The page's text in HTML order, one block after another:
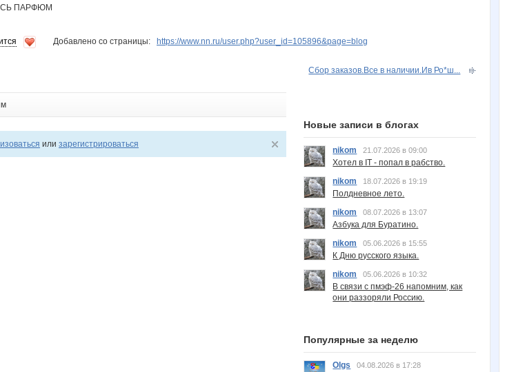
ПАРФЮМ
Добавлено со страницы: https://www.nn.ru/user.php?user_id=105896&page=blog
Сбор заказов.Все в наличии.Ив Ро*ш...
или зарегистрироваться
Новые записи в блогах
nikom 21.07.2026 в 09:00
Хотел в IT - попал в рабство.
nikom
18.07.2026 в 19:19
Полдневное лето.
nikom
08.07.2026 в 13:07
Азбука для Буратино.
nikom
05.06.2026 в 15:55
К Дню русского языка.
nikom
05.06.2026 в 10:32
В связи с пмэф-26 напомним, как
они раззоряли Россию.
Популярные за неделю
Olgs 04.08.2026 в 17:28